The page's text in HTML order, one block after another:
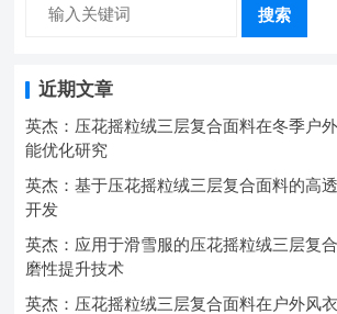
搜索
近期文章
英杰：压花摇粒绒三层复合面料在冬季户
能优化研究
英杰：基于压花摇粒绒三层复合面料的高
开发
英杰：应用于滑雪服的压花摇粒绒三层复
磨性提升技术
英杰：压花摇粒绒三层复合面料在户外风